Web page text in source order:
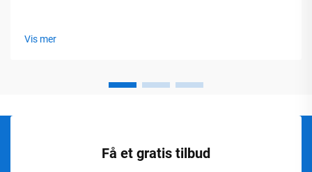
Vis mer
Få et gratis tilbud